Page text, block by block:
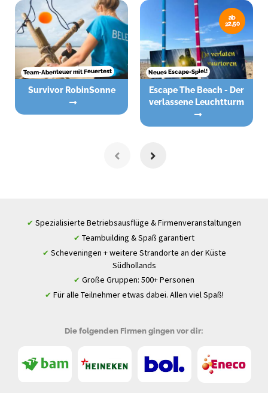
Team-Abenteuer mit Feuertest
Survivor RobinSonne
ab
22,50
Neues Escape-Spiel!
Escape The Beach - Der
verlassene Leuchtturm
✔ Spezialisierte Betriebsausflüge & Firmenveranstaltungen
✔ Teambuilding & Spaß garantiert
✔ Scheveningen + weitere Strandorte an der Küste
Südhollands
✔ Große Gruppen: 500+ Personen
✔ Für alle Teilnehmer etwas dabei. Allen viel Spaß!
Die folgenden Firmen gingen vor dir: